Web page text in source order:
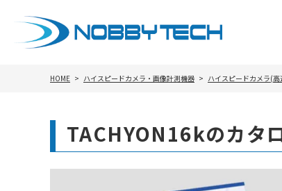
HOME ハイスピードカメラ・画像計測機器 ハイスピードカメラ(
TACHYON16kのカタ